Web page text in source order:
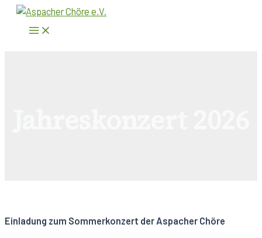
Zum
Main
Menu
Einladung zum Sommerkonzert der Aspacher Chöre